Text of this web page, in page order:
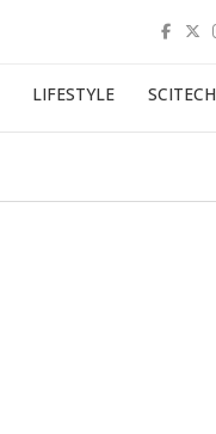
LIFESTYLE SCITECH